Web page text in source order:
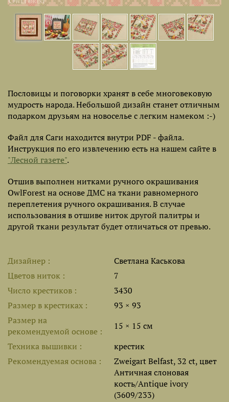
Пословицы и поговорки хранят в себе многовековую
мудрость народа. Небольшой дизайн станет отличным
подарком друзьям на новоселье с легким намеком :-)
Файл для Саги находится внутри PDF - файла.
Инструкция по его извлечению есть на нашем сайте в
"Лесной газете".
Отшив выполнен нитками ручного окрашивания
OwlForest на основе ДМС на ткани равномерного
переплетения ручного окрашивания. В случае
использования в отшиве ниток другой палитры и
другой ткани результат будет отличаться от превью.
Дизайнер
Светлана Каськова
Цветов ниток
7
Число крестиков
3430
Размер в крестиках
93 × 93
Размер на
рекомендуемой основе
15 × 15 см
Техника вышивки
крестик
Рекомендуемая основа
Zweigart Belfast, 32 ct, цвет
Античная слоновая
кость/Antique ivory
(3609/233)